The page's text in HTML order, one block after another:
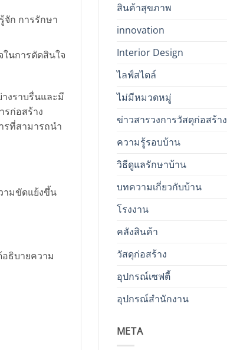
ก การรักษา
นการตัดสินใจ
งราบรื่นและมี
ก่อสร้าง
รที่สามารถนำ
ามขัดแย้งขึ้น
ธิบายความ
สินค้าสุขภาพ
innovation
Interior Design
ไลฟ์สไตล์
ไม่มีหมวดหมู่
ข่าวสารวงการวัสดุก่อสร้าง
ความรู้รอบบ้าน
วิธีดูแลรักษาบ้าน
บทความเกี่ยวกับบ้าน
โรงงาน
คลังสินค้า
วัสดุก่อสร้าง
อุปกรณ์เซฟตี้
อุปกรณ์สำนักงาน
META